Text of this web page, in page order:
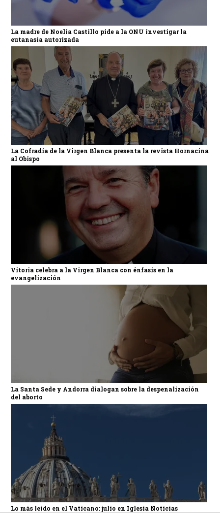
La madre de Noelia Castillo pide a la ONU investigar la
eutanasia autorizada
La Cofradía de la Virgen Blanca presenta la revista Hornacina
al Obispo
Vitoria celebra a la Virgen Blanca con énfasis en la
evangelización
La Santa Sede y Andorra dialogan sobre la despenalización
del aborto
Lo más leído en el Vaticano: julio en Iglesia Noticias